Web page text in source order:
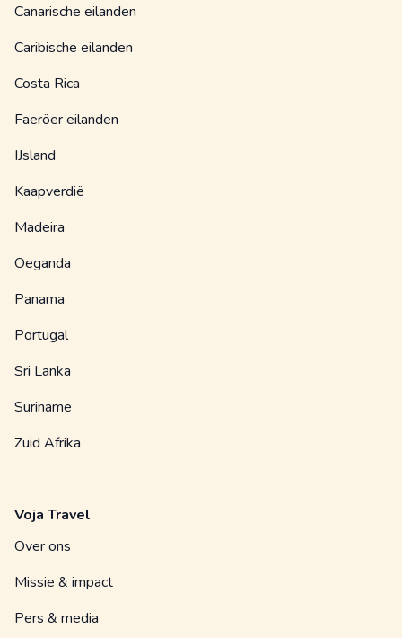
Canarische eilanden
Caribische eilanden
Costa Rica
Faeröer eilanden
IJsland
Kaapverdië
Madeira
Oeganda
Panama
Portugal
Sri Lanka
Suriname
Zuid Afrika
Voja Travel
Over ons
Missie & impact
Pers & media